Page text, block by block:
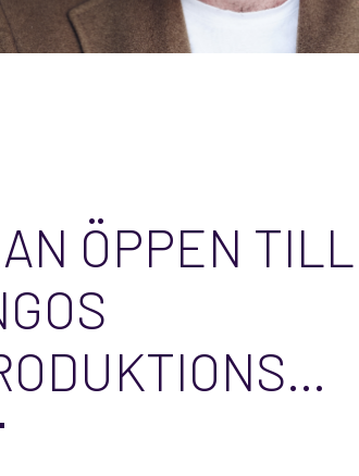
ÖPPEN TILL